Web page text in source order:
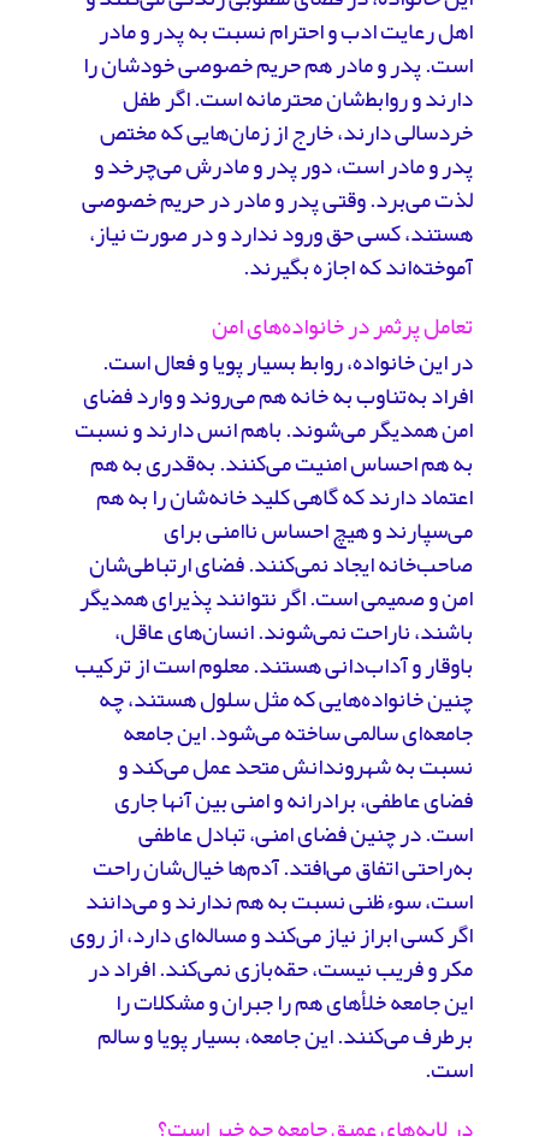
اهل رعایت ادب و احترام نسبت به پدر و مادر
است. پدر و مادر هم حریم خصوصی خودشان را
دارند و روابط‌شان محترمانه است. اگر طفل
خردسالی دارند، خارج از زمان‌هایی که مختص
پدر و مادر است، دور پدر و مادرش می‌چرخد و
لذت می‌برد. وقتی پدر و مادر در حریم خصوصی
هستند، کسی حق ورود ندارد و در صورت نیاز،
آموخته‌اند که اجازه بگیرند.
تعامل پرثمر در خانواده‌های امن
در این خانواده، روابط بسیار پویا و فعال است.
افراد به‌تناوب به خانه هم می‌روند و وارد فضای
امن همدیگر می‌شوند. باهم انس دارند و نسبت
به هم احساس امنیت می‌کنند. به‌قدری به هم
اعتماد دارند که گاهی کلید خانه‌شان را به هم
می‌سپارند و هیچ احساس ناامنی برای
صاحب‌خانه ایجاد نمی‌کنند. فضای ارتباطی‌شان
امن و صمیمی است. اگر نتوانند پذیرای همدیگر
باشند، ناراحت نمی‌شوند. انسان‌های عاقل،
باوقار و آداب‌دانی هستند. معلوم است از ترکیب
چنین خانواده‌هایی که مثل سلول هستند، چه
جامعه‌ای سالمی ساخته می‌شود. این جامعه
نسبت به شهروندانش متحد عمل می‌کند و
فضای عاطفی، برادرانه و امنی بین آنها جاری
است. در چنین فضای امنی، تبادل عاطفی
به‌راحتی اتفاق می‌افتد. آدم‌ها خیال‌شان راحت
است، سوءظنی نسبت به هم ندارند و می‌دانند
اگر کسی ابراز نیاز می‌کند و مساله‌ای دارد، از روی
مکر و فریب نیست، حقه‌بازی نمی‌کند. افراد در
این جامعه خلأهای هم را جبران و مشکلات را
برطرف می‌کنند. این جامعه، بسیار پویا و سالم
است.